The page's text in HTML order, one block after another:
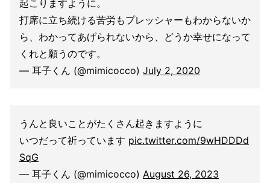
起こりますように。
打席に立ち続ける苦労もプレッシャーもわからないか
ら、わかってあげられないから、どうか幸せになって
くれと願うのです。
— 耳子くん (@mimicocco) July 2, 2020
うんと良いことがたくさん起きますように
いつだって祈っています pic.twitter.com/9wHDDDd
SqG
— 耳子くん (@mimicocco) August 26, 2023